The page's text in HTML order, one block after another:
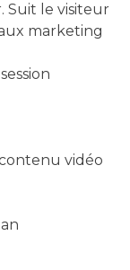
Suit le visiteur
marketing
vidéo